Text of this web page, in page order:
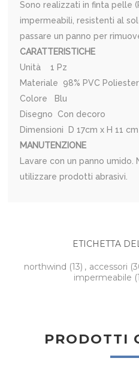
Sono realizzati in finta pelle
impermeabili, resistenti al
passare un panno per
CARATTERISTICHE
Unità 1 Pz
Materiale 98% PVC
Colore Blu
Disegno Con decoro
Dimensioni D 17cm x H 11 cm
MANUTENZIONE
Lavare con un panno
utilizzare prodotti abrasivi.
ETICHETTA
northwind (13) , accessori
impermeabile
PRODOTTI